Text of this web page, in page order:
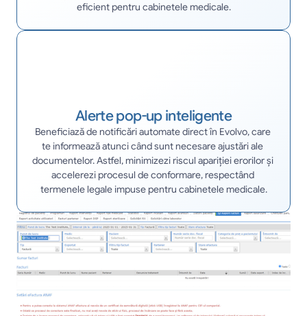
eficient pentru cabinetele medicale.
Alerte pop-up inteligente
Beneficiază de notificări automate direct în Evolvo, care
te informează atunci când sunt necesare ajustări ale
documentelor. Astfel, minimizezi riscul apariției erorilor și
accelerezi procesul de conformare, respectând
termenele legale impuse pentru cabinetele medicale.